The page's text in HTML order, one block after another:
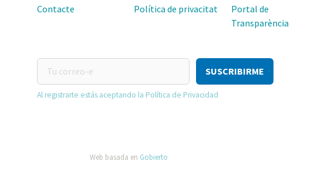
Contacte
Política de privacitat
Portal de
Transparència
Tu
correo-
e
Al registrarte estás aceptando la Política de Privacidad
Web basada en Gobierto